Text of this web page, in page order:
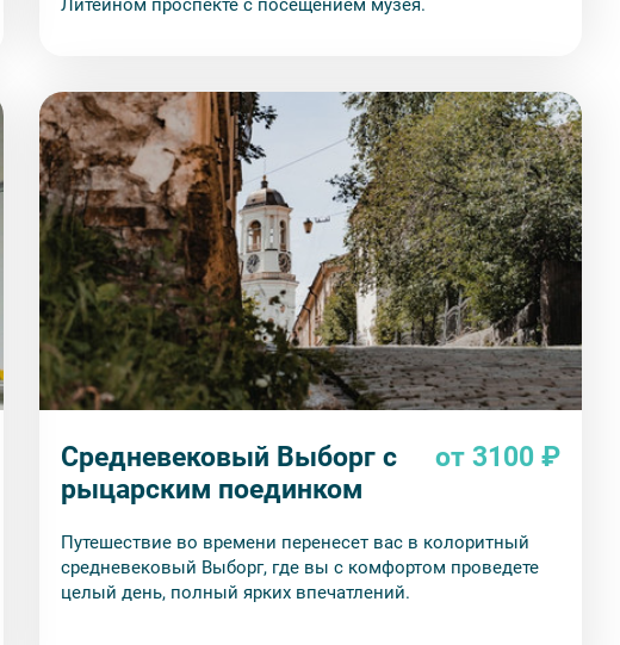
Литейном проспекте с посещением музея.
Средневековый Выборг с
рыцарским поединком
от 3100 ₽
Путешествие во времени перенесет вас в колоритный
средневековый Выборг, где вы с комфортом проведете
целый день, полный ярких впечатлений.